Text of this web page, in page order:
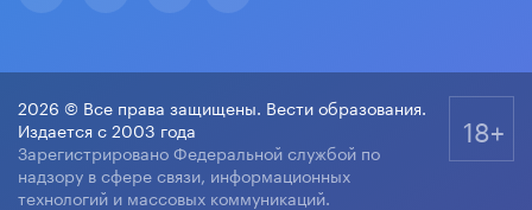
2026 © Все права защищены. Вести образования.
Издается с 2003 года
Зарегистрировано Федеральной службой по
надзору в сфере связи, информационных
технологий и массовых коммуникаций.
18+